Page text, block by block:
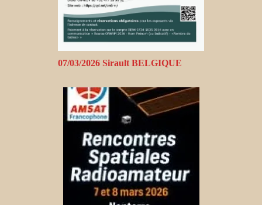
07/03/2026 Sirault BELGIQUE